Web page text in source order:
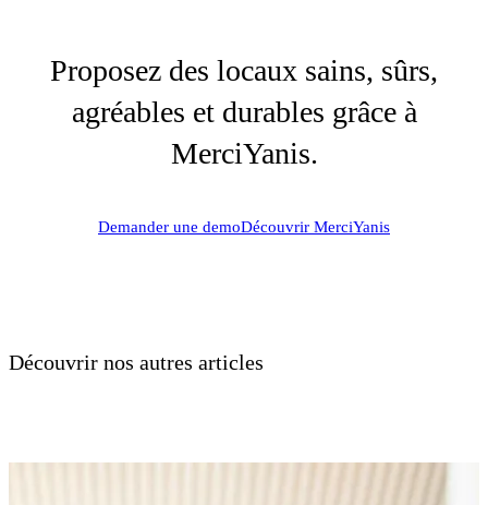
Proposez des locaux sains, sûrs,
agréables et durables grâce à
MerciYanis.
Demander une demoDécouvrir MerciYanis
Découvrir nos autres articles